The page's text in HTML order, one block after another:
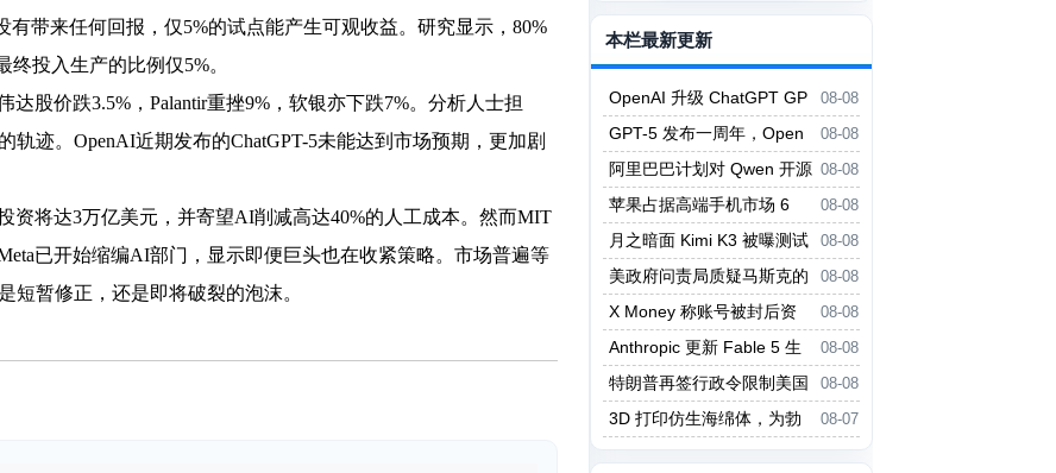
有带来任何回报，仅5%的试点能产生可观收益。研究显示，80%
投入生产的比例仅5%。
股价跌3.5%，Palantir重挫9%，软银亦下跌7%。分析人士担
迹。OpenAI近期发布的ChatGPT-5未能达到市场预期，更加剧
资将达3万亿美元，并寄望AI削减高达40%的人工成本。然而MIT
已开始缩编AI部门，显示即便巨头也在收紧策略。市场普遍等
短暂修正，还是即将破裂的泡沫。
本栏最新更新
08-08
OpenAI 升级 ChatGPT GP
T-5.6 系列并开放更多免费权限08-08
GPT-5 发布一周年，Open
AI 推出 Agent Plugins 开放标准08-08
阿里巴巴计划对 Qwen 开源
大模型大用户收费
08-08
苹果占据高端手机市场 6
5% 份额 iPhone 17 扭转下滑08-08
月之暗面 Kimi K3 被曝测试
中逃出沙箱上网「作弊」
08-08
美政府问责局质疑马斯克的
政府效率部夸大工作成果
08-08
X Money 称账号被封后资
金通常仍可访问
08-08
Anthropic 更新 Fable 5 生
物学安全防护，误拦截大减
08-08
特朗普再签行政令限制美国
出生公民权
08-07
3D 打印仿生海绵体，为勃
起功能障碍提供新疗法